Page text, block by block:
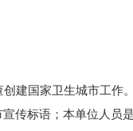
建国家卫生城市工作
传标语；本单位人员